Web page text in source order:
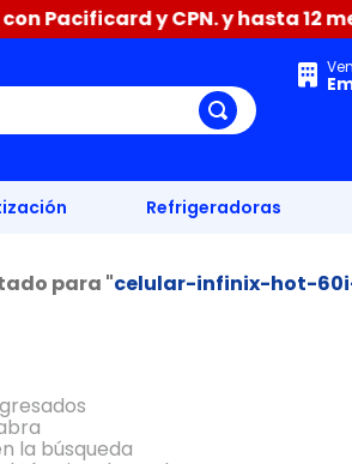
y CPN. y hasta 12
Refrigeradoras
para "celular-infinix-hot-
la búsqueda